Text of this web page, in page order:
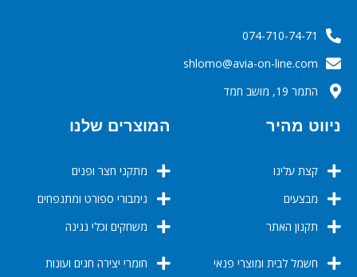
074-710-74-71
‬‬‬shlomo@avia-on-line.com‬
התמר 19, מושב חמד
ניווט מהיר
קצת עלינו
מבצעים
תקנון האתר
המוצרים שלנו
מתקני חצר ופנים
גימבורי ספורט ומתנפחים
משחקים וכלי נגינה
חשמל לבית ומוצרי פנאי חומרי יצירה חגים ועונות